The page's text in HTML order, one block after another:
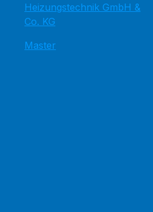
Heizungstechnik GmbH &
Co. KG
Master